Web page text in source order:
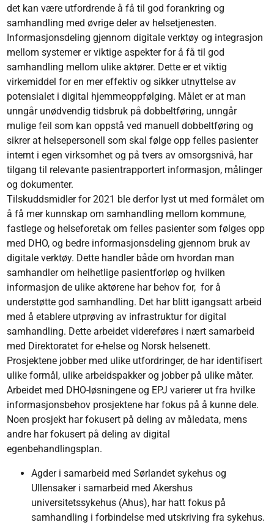
det kan være utfordrende å få til god forankring og
samhandling med øvrige deler av helsetjenesten.
Informasjonsdeling gjennom digitale verktøy og integrasjon
mellom systemer er viktige aspekter for å få til god
samhandling mellom ulike aktører. Dette er et viktig
virkemiddel for en mer effektiv og sikker utnyttelse av
potensialet i digital hjemmeoppfølging. Målet er at man
unngår unødvendig tidsbruk på dobbeltføring, unngår
mulige feil som kan oppstå ved manuell dobbeltføring og
sikrer at helsepersonell som skal følge opp felles pasienter
internt i egen virksomhet og på tvers av omsorgsnivå, har
tilgang til relevante pasientrapportert informasjon, målinger
og dokumenter.
Tilskuddsmidler for 2021 ble derfor lyst ut med formålet om
å få mer kunnskap om samhandling mellom kommune,
fastlege og helseforetak om felles pasienter som følges opp
med DHO, og bedre informasjonsdeling gjennom bruk av
digitale verktøy. Dette handler både om hvordan man
samhandler om helhetlige pasientforløp og hvilken
informasjon de ulike aktørene har behov for, for å
understøtte god samhandling. Det har blitt igangsatt arbeid
med å etablere utprøving av infrastruktur for digital
samhandling. Dette arbeidet videreføres i nært samarbeid
med Direktoratet for e-helse og Norsk helsenett.
Prosjektene jobber med ulike utfordringer, de har identifisert
ulike formål, ulike arbeidspakker og jobber på ulike måter.
Arbeidet med DHO-løsningene og EPJ varierer ut fra hvilke
informasjonsbehov prosjektene har fokus på å kunne dele.
Noen prosjekt har fokusert på deling av måledata, mens
andre har fokusert på deling av digital
egenbehandlingsplan.
Agder i samarbeid med Sørlandet sykehus og
Ullensaker i samarbeid med Akershus
universitetssykehus (Ahus), har hatt fokus på
samhandling i forbindelse med utskriving fra sykehus.